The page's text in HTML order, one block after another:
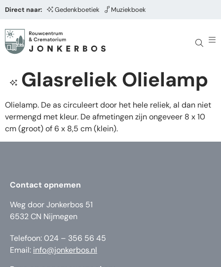
Direct naar: Gedenkboetiek Muziekboek
Glasreliek Olielamp
Olielamp. De as circuleert door het hele reliek, al dan niet
vermengd met kleur. De afmetingen zijn ongeveer 8 x 10
cm (groot) of 6 x 8,5 cm (klein).
Contact opnemen
Weg door Jonkerbos 51
6532 CN Nijmegen
Telefoon: 024 – 356 56 45
Email: info@jonkerbos.nl